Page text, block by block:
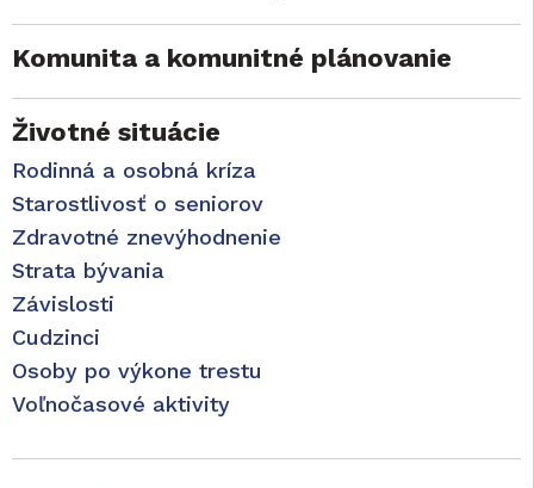
Komunita a komunitné plánovanie
Životné situácie
Rodinná a osobná kríza
Starostlivosť o seniorov
Zdravotné znevýhodnenie
Strata bývania
Závislosti
Cudzinci
Osoby po výkone trestu
Voľnočasové aktivity